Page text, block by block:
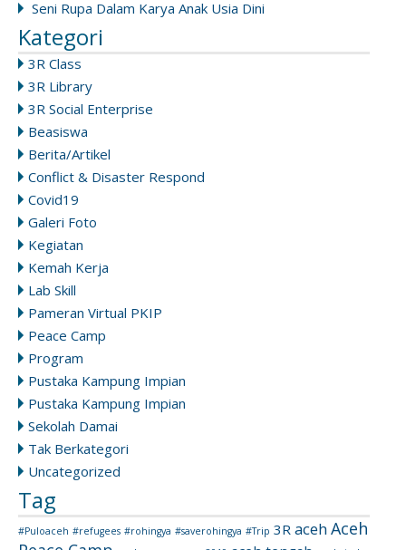
Seni Rupa Dalam Karya Anak Usia Dini
Kategori
3R Class
3R Library
3R Social Enterprise
Beasiswa
Berita/Artikel
Conflict & Disaster Respond
Covid19
Galeri Foto
Kegiatan
Kemah Kerja
Lab Skill
Pameran Virtual PKIP
Peace Camp
Program
Pustaka Kampung Impian
Pustaka Kampung Impian
Sekolah Damai
Tak Berkategori
Uncategorized
Tag
#Puloaceh #refugees #rohingya #saverohingya #Trip 3R acehAceh